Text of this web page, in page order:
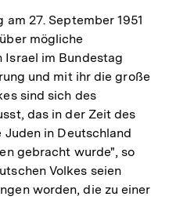
27. September 1951
mögliche
Israel im Bundestag
und mit ihr die große
sind sich des
das in der Zeit des
in Deutschland
gebracht wurde", so
Volkes seien
worden, die zu einer